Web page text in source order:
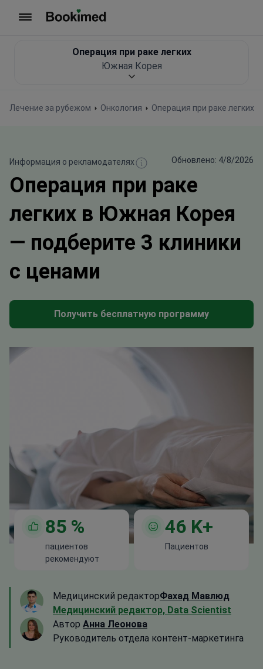
Лечение за рубежом Онкология Операция при раке легких
Операция при раке легких
Южная Корея
Информация о рекламодателях Обновлено: 4/8/2026
Операция при раке
легких в Южная Корея
— подберите 3 клиники
с ценами
Получить бесплатную программу
85 %
пациентов
рекомендуют
46 K+
Пациентов
Медицинский редакторФахад Мавлюд
Медицинский редактор, Data Scientist
Автор Анна Леонова
Руководитель отдела контент-маркетинга